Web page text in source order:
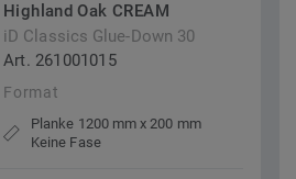
Highland Oak CREAM
iD Classics Glue-Down 30
Art. 261001015
Format
Planke 1200 mm x 200 mm
Keine Fase